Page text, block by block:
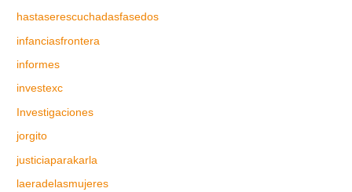
hastaserescuchadasfasedos
infanciasfrontera
informes
investexc
Investigaciones
jorgito
justiciaparakarla
laeradelasmujeres